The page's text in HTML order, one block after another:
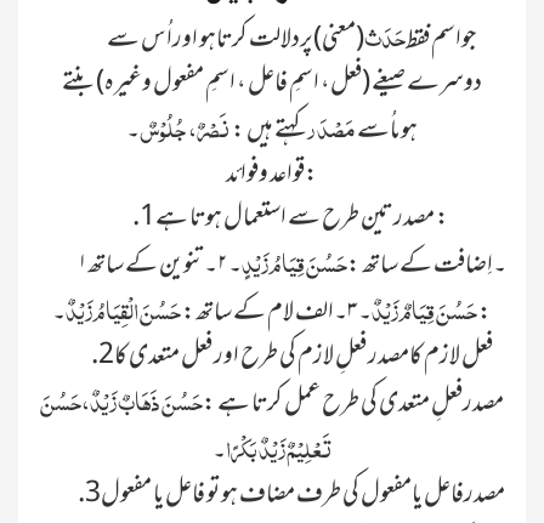
جواسم فقطحَدَث(معنی)پردلالت کرتاہو اوراُس سے
دوسرے صیغے (فعل، اسمِ فاعل ، اسمِ مفعول وغیرہ) بنتے
ہوںاُسےمَصْدَرکہتے ہیں :نَصْرٌ، جُلُوْسٌ۔
قواعد وفوائد:
.1مصدر تین طرح سے استعمال ہوتا ہے :
۱۔اِضافت کے ساتھ :حَسُنَ قِیَامُ زَیْدٍ ۔ ۲۔تنوین کے ساتھ
:حَسُنَ قِیَامٌ زَیْدٌ۔ ۳۔الف لام کے ساتھ: حَسُنَ الْقِیَامُ زَیْدٌ۔
.2فعل لازم کامصدر فعلِ لازم کی طرح اور فعل متعدی کا
مصدرفعلِ متعدی کی طرح عمل کرتا ہے :حَسُنَ ذَھَابٌ زَیْدٌ، حَسُنَ
تَعْلِیْمٌ زَیْدٌ بَکْرًا۔
.3مصدرفاعل یامفعول کی طرف مضاف ہو تو فاعل یا مفعول